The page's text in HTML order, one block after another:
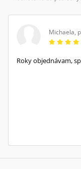
Michaela,
Roky objednávam,